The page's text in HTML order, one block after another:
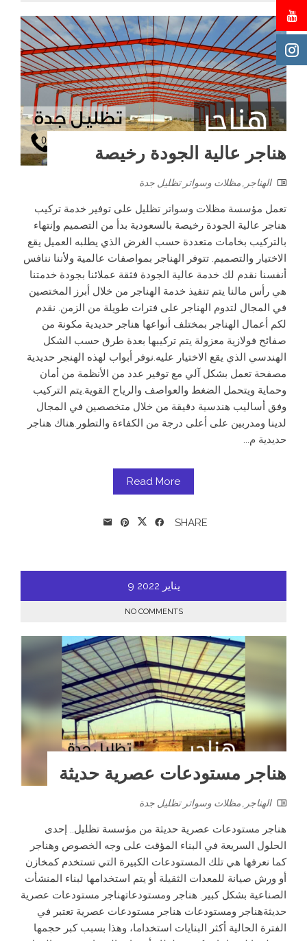
هناجر عالية الجودة رخيصة
الهناجر مظلات وسواتر تظليل جدة
تعمل مؤسسة مظلات وسواتر تظليل على توفير خدمة تركيب
هناجر عالية الجودة رخيصة بالسعودية بدأ من التصميم وإنتهاء
بالتركيب بخامات متعددة حسب الغرض الذي يطلبه العميل يقع
الاختيار والتصميم. تتوفر الهناجر بمواصفات عالمية ولأننا ننافس
أنفسنا نقدم لك خدمة عالية الجودة فثقة عملائنا بجودة خدمتنا
هي رأس مالنا يتم تنفيذ خدمة الهناجر من خلال أبرز المختصين
في المجال لتدوم الهناجر على فترات طويلة من الزمن. نقدم
لكم أعمال الهناجر بمختلف أنواعها هناجر حديدية مكونة من
صفائح فولازية معزولة يتم تركيبها بعدة طرق حسب الشكل
الهندسي الذي يقع الاختيار عليه.نوفر أبواب لهذه الهنجر حديدية
مصفحة تعمل بشكل آلي مع توفير عدد من الأنظمة من أمان
وحماية ويتحمل الضغط والعواصف والرياح القوية.يتم التركيب
وفق أساليب هندسية دقيقة من خلال متخصصين في المجال
لدينا ومدربين على أعلى درجة من الكفاءة والتطور.هناك هناجر
حديدية م...
Read More
SHARE
يناير 9 2022
NO COMMENTS
هناجر مستودعات عصرية حديثة
الهناجر ,مظلات وسواتر تظليل جدة
هناجر مستودعات عصرية حديثة من مؤسسة تظليل.. إحدى
الحلول السريعة في البناء المؤقت على وجه الخصوص وهناجر
كما نعرفها هي تلك المستودعات الكبيرة التي تستخدم كمخازن
أو ورش صيانة للمعدات الثقيلة أو يتم استخدامها لبناء المنشأت
الصناعية بشكل كبير. هناجر ومستودعاتهناجر مستودعات عصرية
حديثةهناجر ومستودعات هناجر مستودعات عصرية تعتبر في
الفترة الحالية أكثر البنايات استخداما، وهذا بسبب كبر حجمها